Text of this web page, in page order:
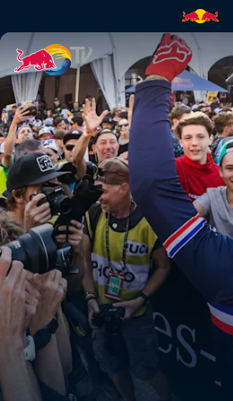
E nevoie de